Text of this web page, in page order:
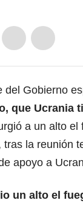
del Gobierno
que Ucrania
a un alto el
tras la reunión
apoyo a
un alto el